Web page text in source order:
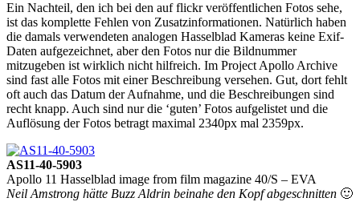
Ein Nachteil, den ich bei den auf flickr veröffentlichen Fotos sehe,
ist das komplette Fehlen von Zusatzinformationen. Natürlich haben
die damals verwendeten analogen Hasselblad Kameras keine Exif-
Daten aufgezeichnet, aber den Fotos nur die Bildnummer
mitzugeben ist wirklich nicht hilfreich. Im Project Apollo Archive
sind fast alle Fotos mit einer Beschreibung versehen. Gut, dort fehlt
oft auch das Datum der Aufnahme, und die Beschreibungen sind
recht knapp. Auch sind nur die ‘guten’ Fotos aufgelistet und die
Auflösung der Fotos betragt maximal 2340px mal 2359px.
AS11-40-5903
Apollo 11 Hasselblad image from film magazine 40/S – EVA
Neil Amstrong hätte Buzz Aldrin beinahe den Kopf abgeschnitten 🙂